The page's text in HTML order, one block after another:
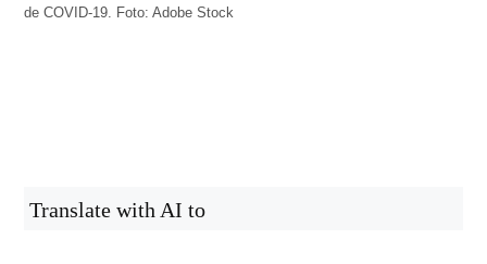
de COVID-19. Foto: Adobe Stock
Translate with AI to